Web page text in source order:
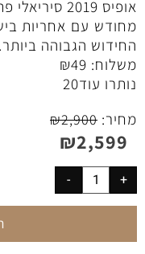
אופיס 2019 סיריאלי פתוח לכל החייםמשקל: כ-1.4 ק"ג
מחודש עם אחריות
החידוש הגבוהה ביותר.
משלוח:
₪49
נותרו עוד20
מחיר:
₪2,900
₪2,599